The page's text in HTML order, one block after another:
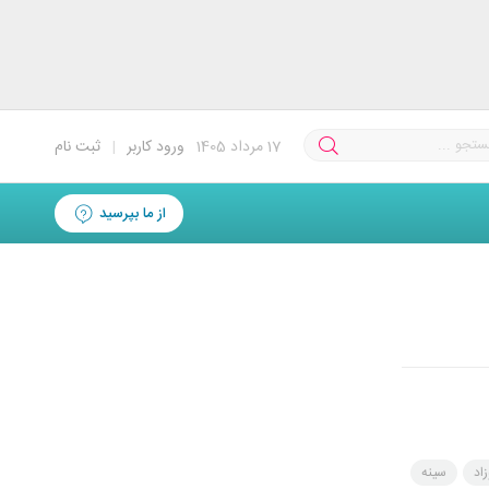
ثبت نام | ورود کاربر 17مرداد 1405
از ما بپرسید
سینه